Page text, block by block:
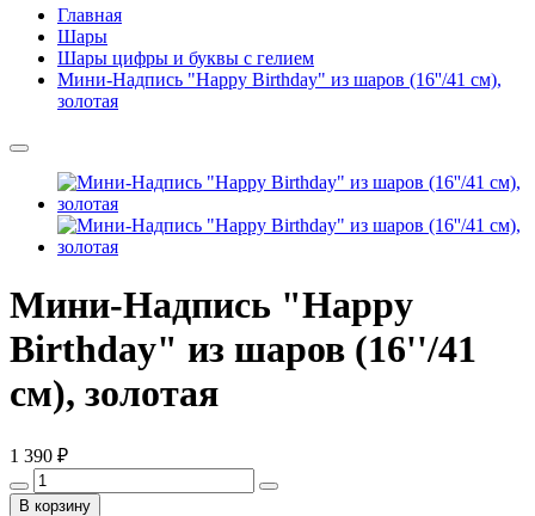
Главная
Шары
Шары цифры и буквы с гелием
Мини-Надпись "Happy Birthday" из шаров (16''/41 см),
золотая
Мини-Надпись "Happy
Birthday" из шаров (16''/41
см), золотая
1 390 ₽
В корзину